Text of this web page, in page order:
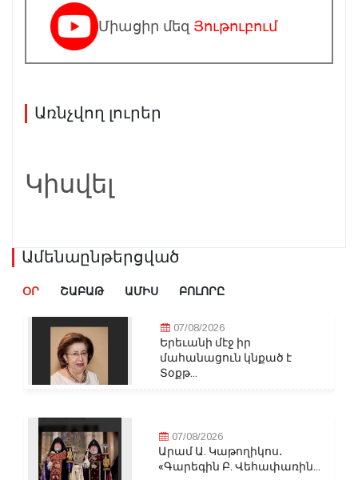
Միացիր մեզ Յութուբում
Առնչվող լուրեր
Կիսվել
Ամենաընթերցված
ՕՐ ՇԱԲԱԹ ԱՄԻՍ ԲՈԼՈՐԸ
07/08/2026
Երեւանի մէջ իր
մահանացուն կնքած է
Տօքթ...
07/08/2026
Արամ Ա. Կաթողիկոս․
«Գարեգին Բ. Վեհափառին...